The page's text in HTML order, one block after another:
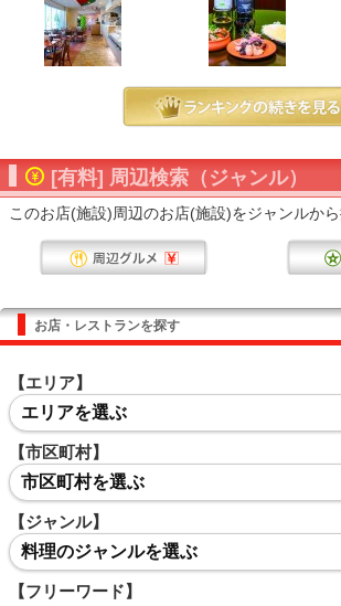
[有料] 周辺検索（ジャンル）
このお店(施設)周辺のお店(施設)をジャンルから
お店・レストランを探す
【エリア】
エリアを選ぶ
【市区町村】
市区町村を選ぶ
【ジャンル】
料理のジャンルを選ぶ
【フリーワード】